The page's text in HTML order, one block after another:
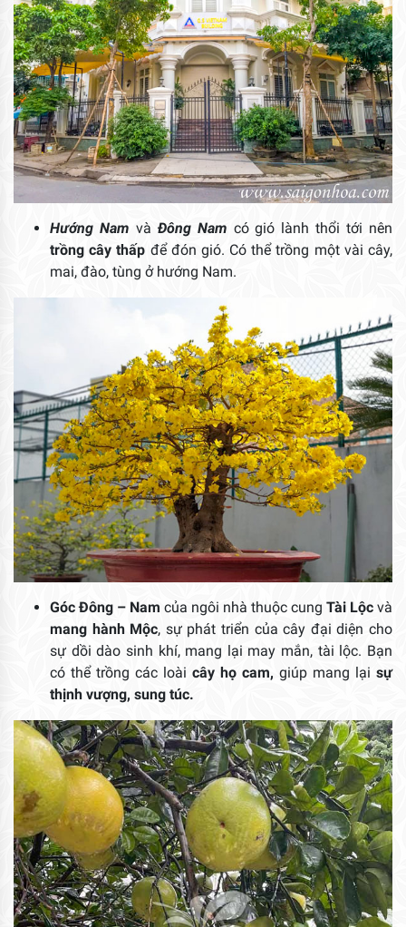
Hướng Nam và Đông Nam có gió lành thổi tới nên
trồng cây thấp để đón gió. Có thể trồng một vài cây,
mai, đào, tùng ở hướng Nam.
Góc Đông – Nam của ngôi nhà thuộc cung Tài Lộc và
mang hành Mộc, sự phát triển của cây đại diện cho
sự dồi dào sinh khí, mang lại may mắn, tài lộc. Bạn
có thể trồng các loài cây họ cam, giúp mang lại sự
thịnh vượng, sung túc.